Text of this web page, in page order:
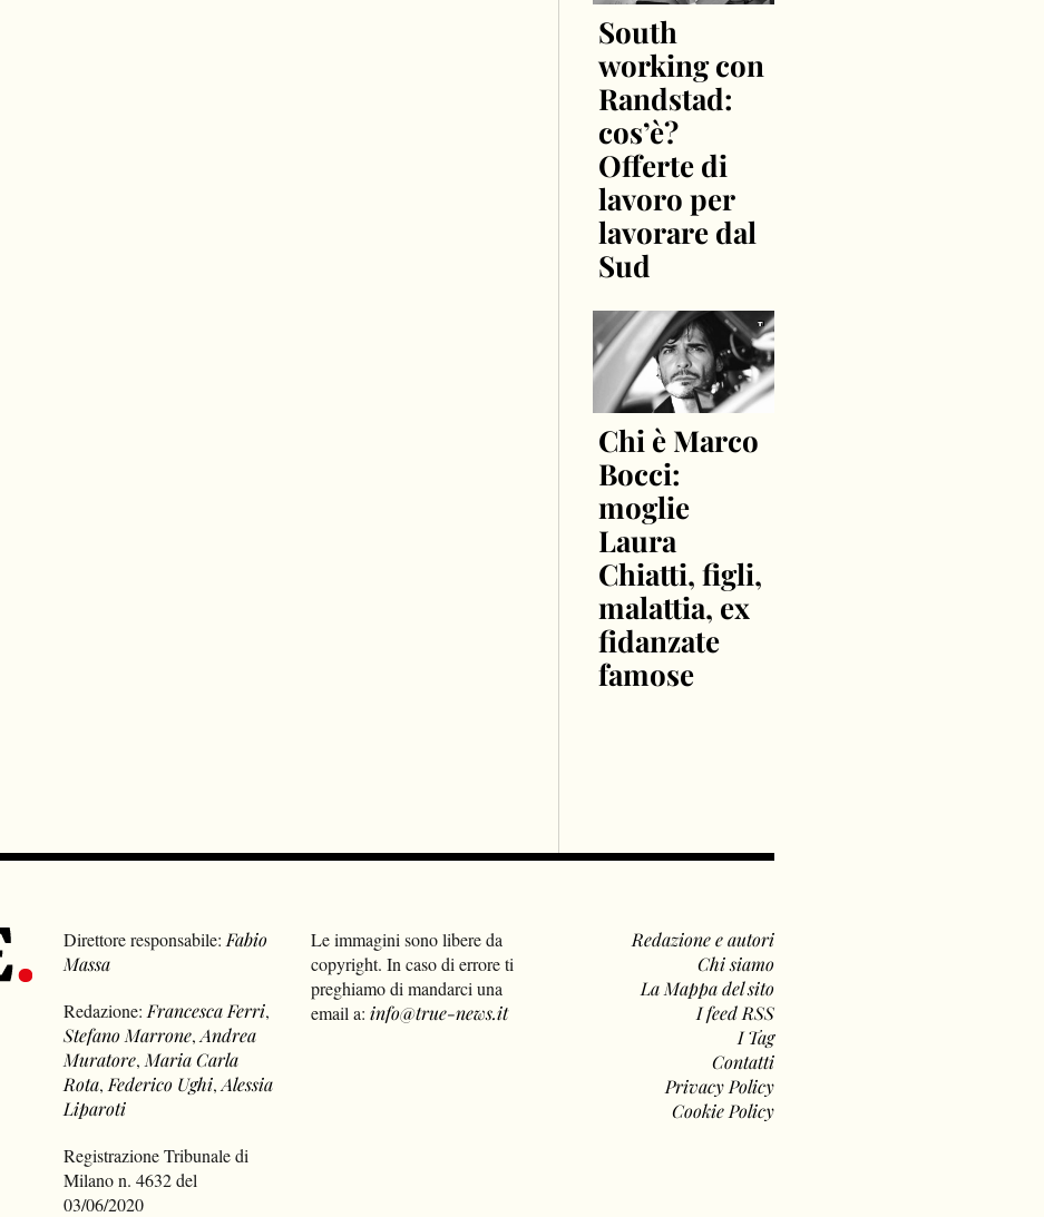
South
working con
Randstad:
cos’è?
Offerte di
lavoro per
lavorare dal
Sud
Chi è Marco
Bocci:
moglie
Laura
Chiatti, figli,
malattia, ex
fidanzate
famose
Direttore responsabile: Fabio
Massa
Redazione: Francesca Ferri,
Stefano Marrone,Andrea
Muratore, Maria Carla
Rota, Federico Ughi,Alessia
Liparoti
Registrazione Tribunale di
Milano n. 4632 del
03/06/2020
Le immagini sono libere da
copyright. In caso di errore ti
preghiamo di mandarci una
email a: info@true-news.it
Redazione e autori
Chi siamo
La Mappa del sito
I feed RSS
I Tag
Contatti
Privacy Policy
Cookie Policy